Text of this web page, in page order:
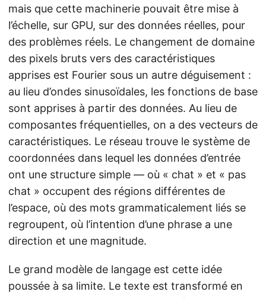
mais que cette machinerie pouvait être mise à
l’échelle, sur GPU, sur des données réelles, pour
des problèmes réels. Le changement de domaine
des pixels bruts vers des caractéristiques
apprises est Fourier sous un autre déguisement :
au lieu d’ondes sinusoïdales, les fonctions de base
sont apprises à partir des données. Au lieu de
composantes fréquentielles, on a des vecteurs de
caractéristiques. Le réseau trouve le système de
coordonnées dans lequel les données d’entrée
ont une structure simple — où « chat » et « pas
chat » occupent des régions différentes de
l’espace, où des mots grammaticalement liés se
regroupent, où l’intention d’une phrase a une
direction et une magnitude.
Le grand modèle de langage est cette idée
poussée à sa limite. Le texte est transformé en